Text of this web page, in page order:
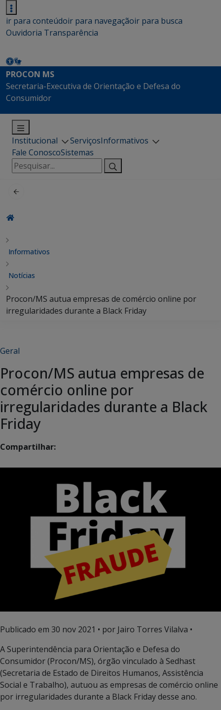
ir para conteúdoir para navegaçãoir para busca
Ouvidoria Transparência
PROCON MS
Secretaria-Executiva de Orientação e Defesa do
Consumidor
Institucional ServiçosInformativos
Fale ConoscoSistemas
Pesquisar
por:
Informativos
Notícias
Procon/MS autua empresas de comércio online por
irregularidades durante a Black Friday
Geral
Procon/MS autua empresas de
comércio online por
irregularidades durante a Black
Friday
Compartilhar:
Publicado em 30 nov 2021 • por Jairo Torres Vilalva •
A Superintendência para Orientação e Defesa do
Consumidor (Procon/MS), órgão vinculado à Sedhast
(Secretaria de Estado de Direitos Humanos, Assistência
Social e Trabalho), autuou as empresas de comércio online
por irregularidades durante a Black Friday desse ano.